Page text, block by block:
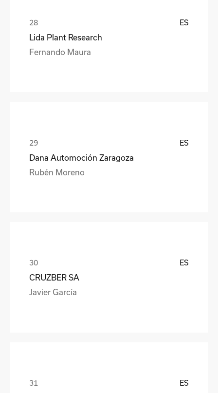
ES
Lida Plant Research
Fernando Maura
ES
Dana Automoción Zaragoza
Rubén Moreno
ES
CRUZBER SA
Javier García
ES